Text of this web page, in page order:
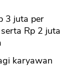
3 juta per
Rp 2 juta
karyawan